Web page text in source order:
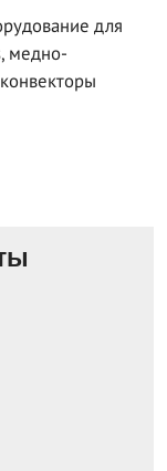
для
медно-